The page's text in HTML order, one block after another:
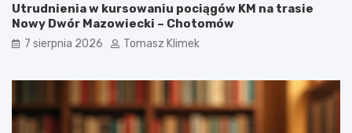
Utrudnienia w kursowaniu pociągów KM na trasie
Nowy Dwór Mazowiecki – Chotomów
7 sierpnia 2026 Tomasz Klimek